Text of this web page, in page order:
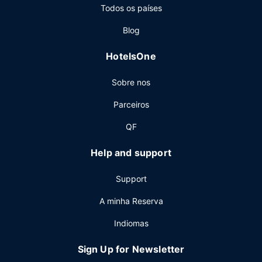
seus aposentos, dê uma vista de olhos pela ementa do
almoços buffet diariamente entre as 6:30 e as 12:00
As principais comodidades incluem um business center
limpeza a seco. Planeia um evento em Querétaro? Este
hotel dispõe de um centro de conferências e de 13 salas
quadrados. Há estacionamento com motorista grátis no
Todos os países
Blog
HotelsOne
Sobre nos
Parceiros
QF
Help and support
Support
A minha Reserva
Indiomas
Sign Up for Newsletter